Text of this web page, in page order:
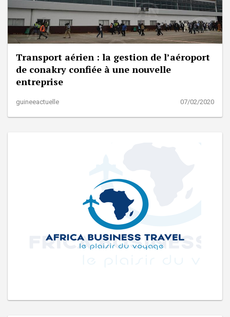
Transport aérien : la gestion de l’aéroport
de conakry confiée à une nouvelle
entreprise
guineeactuelle 07/02/2020